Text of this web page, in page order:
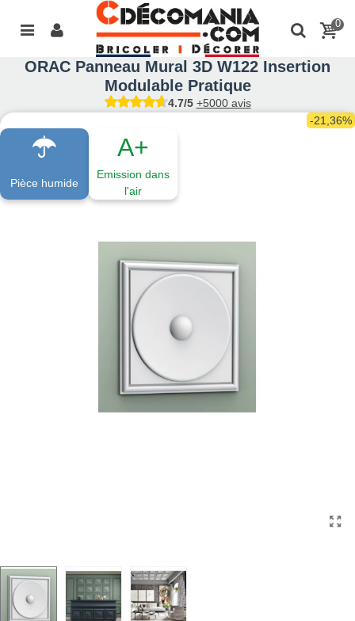
0
ORAC Panneau Mural 3D W122 Insertion
Modulable Pratique
4.7/5 +5000 avis
Pièce humide
A+
Emission dans
l'air
-21,36%